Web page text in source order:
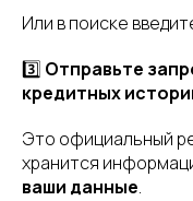
Или в поиске
3️⃣ Отправьте
кредитных
Это официальный
хранится
ваши данные.